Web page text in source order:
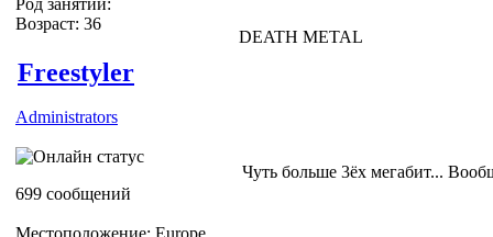
Возраст: 36
DEATH METAL
Freestyler
Administrators
699 сообщений
Местоположение: Europe
Чуть больше 3ёх мегабит...